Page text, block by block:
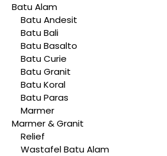
Batu Alam
Batu Andesit
Batu Bali
Batu Basalto
Batu Curie
Batu Granit
Batu Koral
Batu Paras
Marmer
Marmer & Granit
Relief
Wastafel Batu Alam